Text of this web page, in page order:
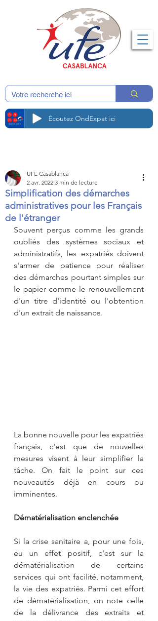
Écoutez OndExpat ici
Simplification des démarches
administratives pour les Français
de l'étranger
UFE Casablanca
2 avr. 2022 3 min de lecture
Souvent perçus comme les grands
oubliés des systèmes sociaux et
administratifs, les expatriés doivent
s'armer de patience pour réaliser
des démarches pourtant simples sur
le papier comme le renouvellement
d'un titre d'identité ou l'obtention
d'un extrait de naissance.
La bonne nouvelle pour les expatriés
français, c'est que de nouvelles
mesures visent à leur simplifier la
tâche. On fait le point sur ces
nouveautés déjà en cours ou
imminentes.
Dématérialisation enclenchée
Si la crise sanitaire a, pour une fois,
eu un effet positif, c'est sur la
dématérialisation de certains
services qui ont facilité, notamment,
la vie des expatriés. Parmi cet effort
de dématérialisation, on note celle
de la délivrance des extraits et